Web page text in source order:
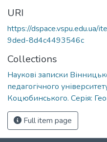
URI
https://
9ded-8d4c4493546c
Collections
Наукові записки
педагогічного
Коцюбинського. Серія:
Full item page